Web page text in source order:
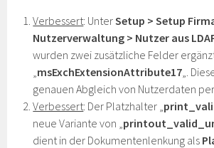
Verbessert: UnterSetup > Setup
Nutzerverwaltung > Nutzer aus
wurden zwei zusätzliche Felder
„msExchExtensionAttribute17„.
genauen Abgleich von Nutzerdaten per
Verbessert: Der Platzhalter „
neue Variante von „
dient in der Dokumentenlenkung als